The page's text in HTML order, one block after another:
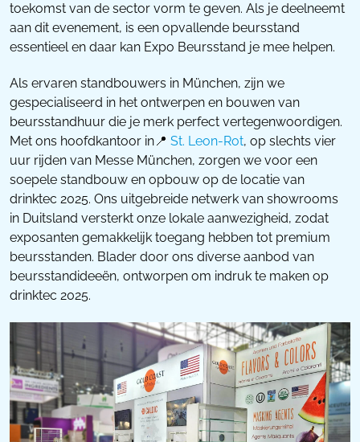
toekomst van de sector vorm te geven. Als je deelneemt
aan dit evenement, is een opvallende beursstand
essentieel en daar kan Expo Beursstand je mee helpen.
Als ervaren standbouwers in München, zijn we
gespecialiseerd in het ontwerpen en bouwen van
beursstandhuur die je merk perfect vertegenwoordigen.
Met ons hoofdkantoor in📍 St. Leon-Rot, op slechts vier
uur rijden van Messe München, zorgen we voor een
soepele standbouw en opbouw op de locatie van
drinktec 2025. Ons uitgebreide netwerk van showrooms
in Duitsland versterkt onze lokale aanwezigheid, zodat
exposanten gemakkelijk toegang hebben tot premium
beursstanden. Blader door ons diverse aanbod van
beursstandideeën, ontworpen om indruk te maken op
drinktec 2025.